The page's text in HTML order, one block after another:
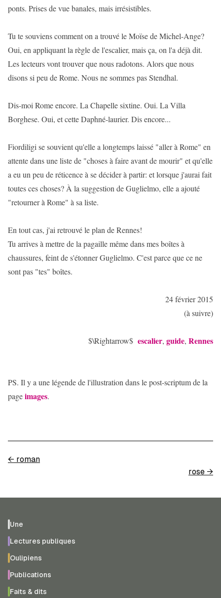
ponts. Prises de vue banales, mais irrésistibles.
Tu te souviens comment on a trouvé le Moïse de Michel-Ange?
Oui, en appliquant la règle de l'escalier, mais ça, on l'a déjà dit.
Les lecteurs vont trouver que nous radotons. Alors que nous
disons si peu de Rome. Nous ne sommes pas Stendhal.
Dis-moi Rome encore. La Chapelle sixtine. Oui. La Villa
Borghese. Oui, et cette Daphné-laurier. Dis encore...
Fiordiligi se souvient qu'elle a longtemps laissé "aller à Rome" en
attente dans une liste de "choses à faire avant de mourir" et qu'elle
a eu un peu de réticence à se décider à partir: et lorsque j'aurai fait
toutes ces choses? À la suggestion de Guglielmo, elle a ajouté
"retourner à Rome" à sa liste.
En tout cas, j'ai retrouvé le plan de Rennes!
Tu arrives à mettre de la pagaille même dans mes boîtes à
chaussures, feint de s'étonner Guglielmo. C'est parce que ce ne
sont pas "tes" boîtes.
24 février 2015
(à suivre)
$\Rightarrow$ escalier, guide, Rennes
PS. Il y a une légende de l'illustration dans le post-scriptum de la
pageimages.
← roman
rose →
Une
Lectures publiques
Oulipiens
Publications
Faits & dits